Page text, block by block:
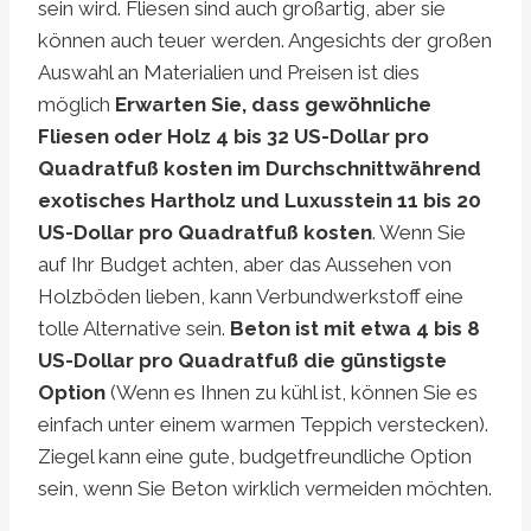
sein wird. Fliesen sind auch großartig, aber sie
können auch teuer werden. Angesichts der großen
Auswahl an Materialien und Preisen ist dies
möglich Erwarten Sie, dass gewöhnliche
Fliesen oder Holz 4 bis 32 US-Dollar pro
Quadratfuß kosten im Durchschnittwährend
exotisches Hartholz und Luxusstein 11 bis 20
US-Dollar pro Quadratfuß kosten. Wenn Sie
auf Ihr Budget achten, aber das Aussehen von
Holzböden lieben, kann Verbundwerkstoff eine
tolle Alternative sein. Beton ist mit etwa 4 bis 8
US-Dollar pro Quadratfuß die günstigste
Option (Wenn es Ihnen zu kühl ist, können Sie es
einfach unter einem warmen Teppich verstecken).
Ziegel kann eine gute, budgetfreundliche Option
sein, wenn Sie Beton wirklich vermeiden möchten.